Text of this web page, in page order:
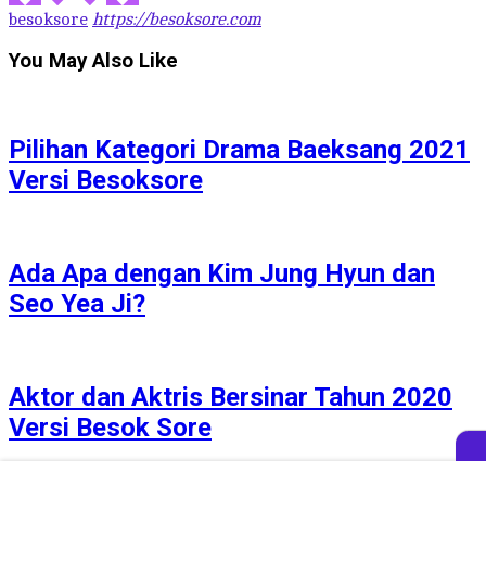
besoksore https://besoksore.com
You May Also Like
Pilihan Kategori Drama Baeksang 2021
Versi Besoksore
Ada Apa dengan Kim Jung Hyun dan
Seo Yea Ji?
Aktor dan Aktris Bersinar Tahun 2020
Versi Besok Sore